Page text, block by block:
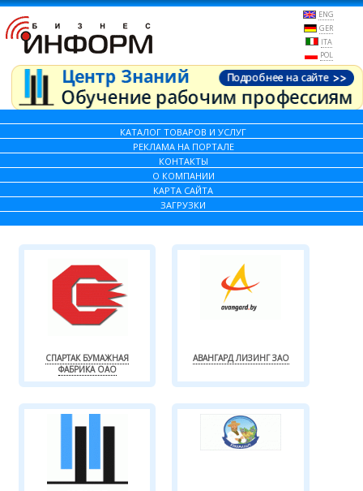
ENG
GER
ITA
POL
КАТАЛОГ ТОВАРОВ И УСЛУГ
РЕКЛАМА НА ПОРТАЛЕ
КОНТАКТЫ
О КОМПАНИИ
КАРТА САЙТА
ЗАГРУЗКИ
СПАРТАК БУМАЖНАЯ
ФАБРИКА ОАО
АВАНГАРД ЛИЗИНГ ЗАО